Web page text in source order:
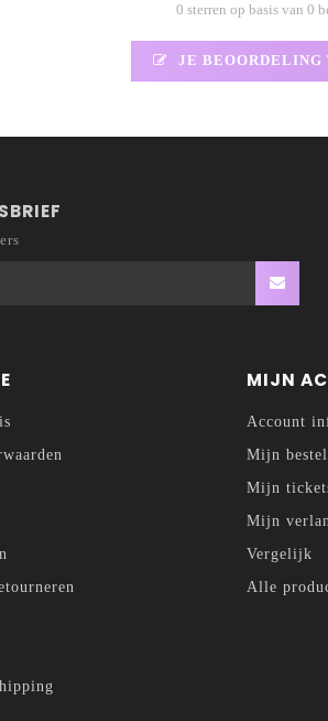
0 sterren op basis van 0
JE BEOORDELING
MIJN
Account
Mijn
Mijn
Mijn
Vergelijk
Alle